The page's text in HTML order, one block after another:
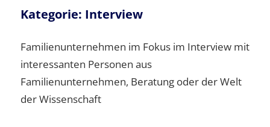
Der
und
seine
Weltmarktführer
Kategorie: Interview
Familienunternehmen im Fokus im Interview mit
interessanten Personen aus
Familienunternehmen, Beratung oder der Welt
der Wissenschaft